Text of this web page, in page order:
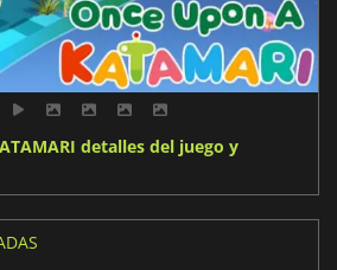
detalles del juego y